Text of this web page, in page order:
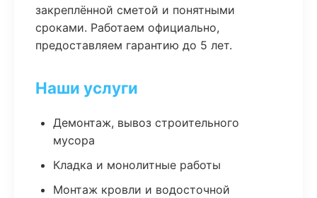
закреплённой сметой и понятными
сроками. Работаем официально,
предоставляем гарантию до 5 лет.
Наши услуги
Демонтаж, вывоз строительного
мусора
Кладка и монолитные работы
Монтаж кровли и водосточной